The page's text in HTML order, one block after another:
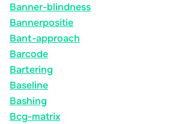
Banner-blindness
Bannerpositie
Bant-approach
Barcode
Bartering
Baseline
Bashing
Bcg-matrix